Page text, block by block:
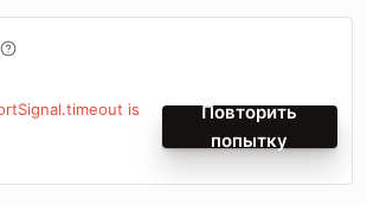
is
Повторить
попытку